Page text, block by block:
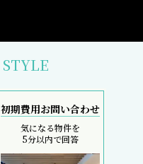
STYLE
初期費用お問い合わせ
気になる物件を
5分以内で回答